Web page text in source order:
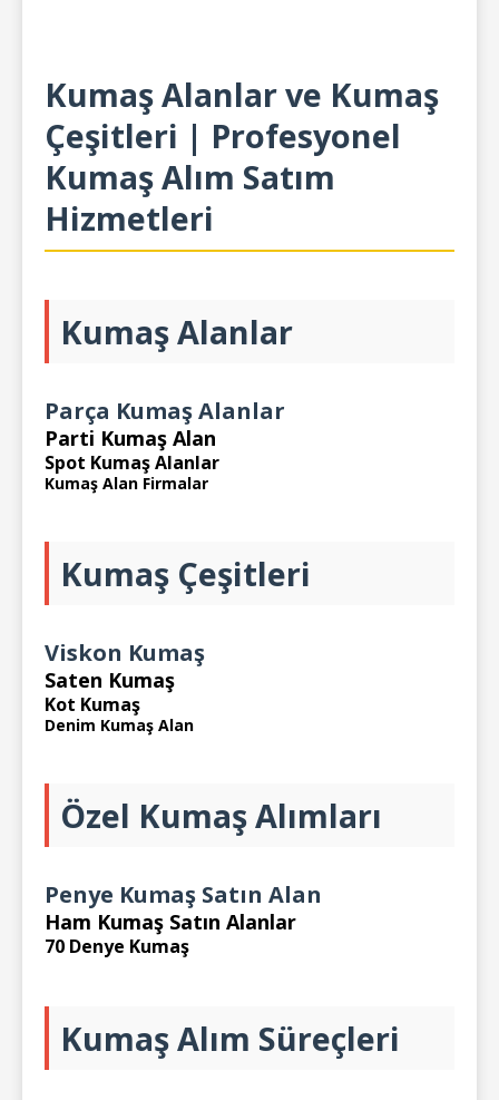
Kumaş Alanlar ve Kumaş
Çeşitleri | Profesyonel
Kumaş Alım Satım
Hizmetleri
Kumaş Alanlar
Parça Kumaş Alanlar
Parti Kumaş Alan
Spot Kumaş Alanlar
Kumaş Alan Firmalar
Kumaş Çeşitleri
Viskon Kumaş
Saten Kumaş
Kot Kumaş
Denim Kumaş Alan
Özel Kumaş Alımları
Penye Kumaş Satın Alan
Ham Kumaş Satın Alanlar
70 Denye Kumaş
Kumaş Alım Süreçleri